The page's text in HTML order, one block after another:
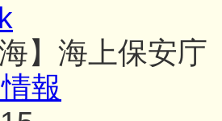
海】海上保安
報